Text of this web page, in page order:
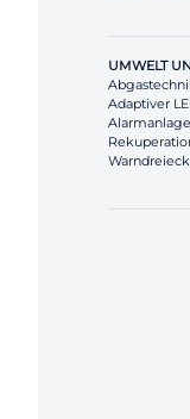
UMWELT
Adaptiver
Alarmanlage
Warndreieck